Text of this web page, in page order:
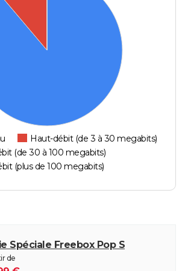
Haut-débit (de 3 à 30 megabits)
(de 30 à 100 megabits)
(plus de 100 megabits)
Spéciale Freebox Pop S
de